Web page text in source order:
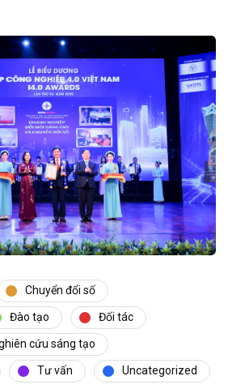
Chuyển đổi số
Đào tạo Đối tác
cứu sáng tạo
Tư vấn Uncategorized